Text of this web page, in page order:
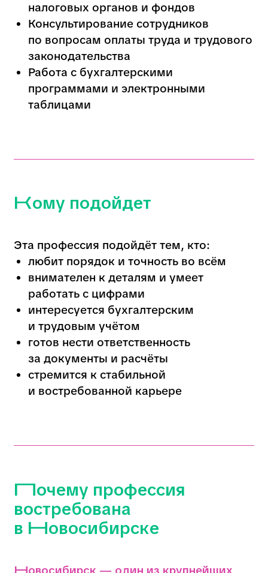
Эта профессия подойдёт тем, кто:
любит порядок и точность во всём
внимателен к деталям и умеет
работать с цифрами
интересуется бухгалтерским
и трудовым учётом
готов нести ответственность
востребована
в Новосибирске
Новосибирск — один из крупнейших
экономических центров Сибири с
активным развитием бизнеса и
промышленности.Здесь работают
производственные предприятия,
торговые сети и офисы федеральных
организаций. Поэтому
постоянно. Специалисты с такой
роста.